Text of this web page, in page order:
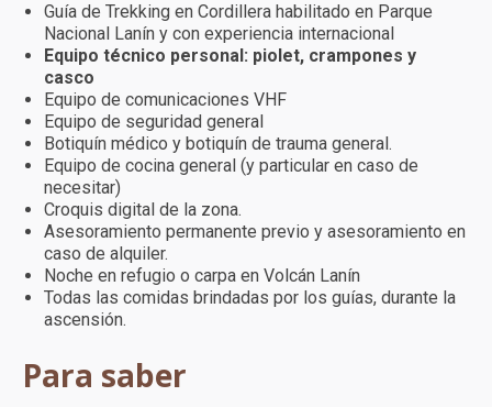
Guía de Trekking en Cordillera habilitado en Parque
Nacional Lanín y con experiencia internacional
Equipo técnico personal: piolet, crampones y
casco
Equipo de comunicaciones VHF
Equipo de seguridad general
Botiquín médico y botiquín de trauma general.
Equipo de cocina general (y particular en caso de
necesitar)
Croquis digital de la zona.
Asesoramiento permanente previo y asesoramiento en
caso de alquiler.
Noche en refugio o carpa en Volcán Lanín
Todas las comidas brindadas por los guías, durante la
ascensión.
Para saber